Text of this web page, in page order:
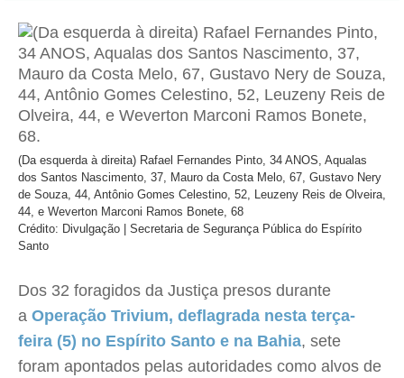
(Da esquerda à direita) Rafael Fernandes Pinto, 34 ANOS, Aqualas
dos Santos Nascimento, 37, Mauro da Costa Melo, 67, Gustavo Nery
de Souza, 44, Antônio Gomes Celestino, 52, Leuzeny Reis de Olveira,
44, e Weverton Marconi Ramos Bonete, 68
Crédito: Divulgação | Secretaria de Segurança Pública do Espírito
Santo
Dos 32 foragidos da Justiça presos durante
a Operação Trivium, deflagrada nesta terça-
feira (5) no Espírito Santo e na Bahia, sete
foram apontados pelas autoridades como alvos de